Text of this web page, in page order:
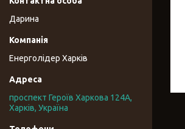
Дарина
Енерголідер Харків
проспект Героїв Харкова 124А,
Харків, Україна